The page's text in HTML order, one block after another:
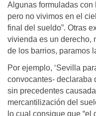
Algunas formuladas con
pero no vivimos en el
final del sueldo”. Otras
vivienda es un derecho,
de los barrios, paramos
Por ejemplo, ‘Sevilla
convocantes- declaraba
sin precedentes
mercantilización del
lo cual consigue que